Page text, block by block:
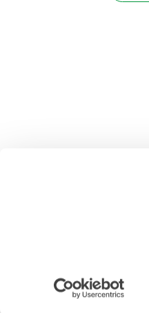
© 2026
POLITIQUES